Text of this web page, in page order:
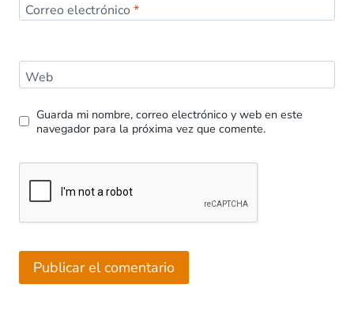
Correo electrónico *
Web
Guarda mi nombre, correo electrónico y web en este
navegador para la próxima vez que comente.